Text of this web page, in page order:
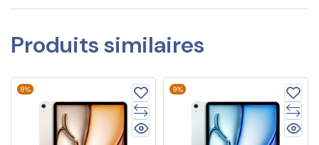
Produits similaires
8% 9%